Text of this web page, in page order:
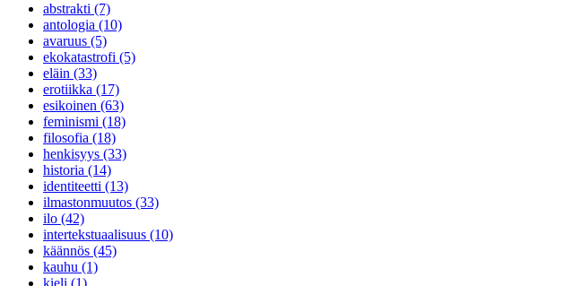
abstrakti (7)
antologia (10)
avaruus (5)
ekokatastrofi (5)
eläin (33)
erotiikka (17)
esikoinen (63)
feminismi (18)
filosofia (18)
henkisyys (33)
historia (14)
identiteetti (13)
ilmastonmuutos (33)
ilo (42)
intertekstuaalisuus (10)
käännös (45)
kauhu (1)